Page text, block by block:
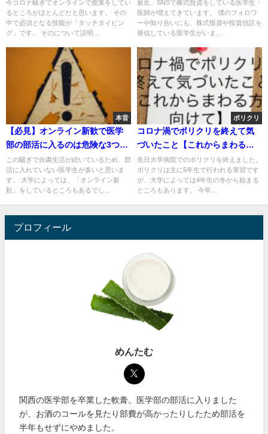
今コロナ騒ぎでオンラインで授業をしてい
るところがほとんどだと思います。 その
中で必須となる技能が「タッチタイピン
グ」です。 そのについて説明...
最近、SNSで株式投資をしている医学生・
医師が増えてきています。 僕のフォロワ
ーや知り合いにも、株式投資や投資信託を
発信している医学生がいま...
本音
【必見】オンライン新歓で医学
部の部活に入るのは危険な3つの
理由
この騒ぎで自粛生活が続いているため、部
活に入れていない医学生が多いと思いま
す。 大学によっては、「オンライン新
歓」をしているところもあるでし...
ポリクリ
コロナ渦でポリクリを終えて気
づいたこと【これからまわる方
に向けて】
先日大学病院でのポリクリを終えました。
ポリクリは主に5年生で行われる実習です
が、大学によっては4年生の冬から始まる
ところもあります。 今年...
プロフィール
めんたむ
関西の医学部を卒業した軟膏。医学部の部活に入りました
が、お酒のコールを見たり部費が高かったりしたため部活を
半年もせずにやめました。